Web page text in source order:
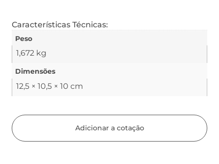
Características Técnicas:
Peso
1,672 kg
Dimensões
12,5 × 10,5 × 10 cm
Adicionar a cotação